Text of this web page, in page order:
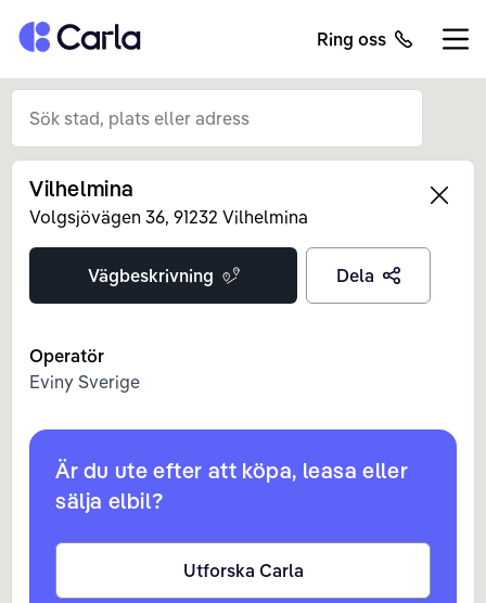
Tillbaka till startsidan Ring oss
Left
Vilhelmina
Volgsjövägen 36, 91232 Vilhelmina
Vägbeskrivning Dela
Operatör
Eviny Sverige
Är du ute efter att köpa, leasa eller
sälja elbil?
Utforska Carla